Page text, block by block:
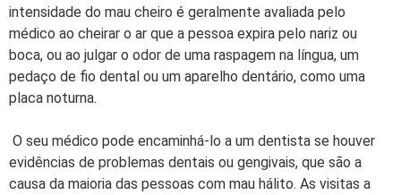
intensidade do mau cheiro é geralmente avaliada pelo
médico ao cheirar o ar que a pessoa expira pelo nariz ou
boca, ou ao julgar o odor de uma raspagem na língua, um
pedaço de fio dental ou um aparelho dentário, como uma
placa noturna.
O seu médico pode encaminhá-lo a um dentista se houver
evidências de problemas dentais ou gengivais, que são a
causa da maioria das pessoas com mau hálito. As visitas a